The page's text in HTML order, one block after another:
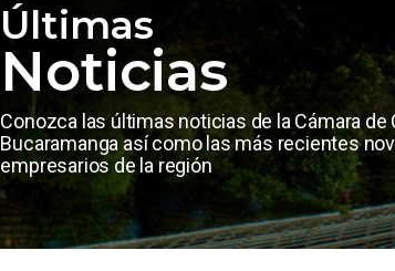
Últimas
Noticias
Conozca las últimas noticias de la Cámara de
Bucaramanga así como las más recientes
empresarios de la región